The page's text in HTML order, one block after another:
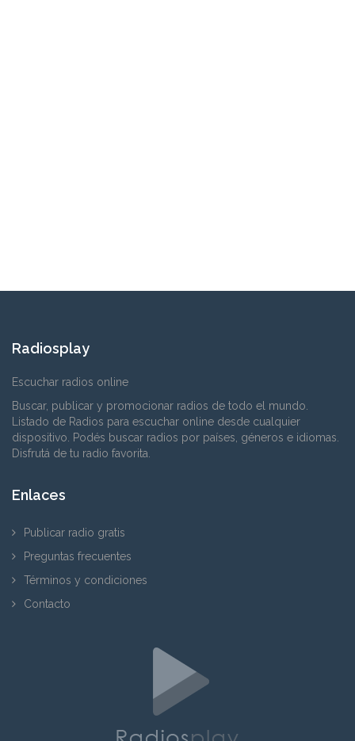
Radiosplay
Escuchar radios online
Buscar, publicar y promocionar radios de todo el mundo.
Listado de Radios para escuchar online desde cualquier
dispositivo. Podés buscar radios por países, géneros e idiomas.
Disfrutá de tu radio favorita.
Enlaces
Publicar radio gratis
Preguntas frecuentes
Términos y condiciones
Contacto